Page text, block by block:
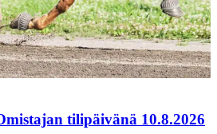
tilipäivänä 10.8.2026